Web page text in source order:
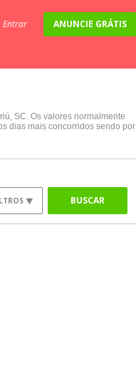
Entrar ANUNCIE GRÁTIS
SC. Os valores normalmente
dias mais concorridos sendo por
BUSCAR